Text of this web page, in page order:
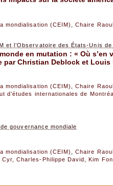
mondialisation (CEIM)
,Chaire
et l’Observatoire des États-Unis
en mutation : « Où s’en
par Christian Deblock et Louis
mondialisation (CEIM)
,Chaire
d’études internationales de
gouvernance mondiale
mondialisation (CEIM)
,Chaire
Cyr,Charles-Philippe David ,Kim